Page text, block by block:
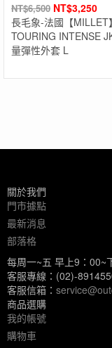
NT$6,500 NT$3,250
長毛象-法國【MILLET】
TOURING INTENSE
量彈性外套 L
關於我們
門市據點
最新消息
部落格
每周一~五 早上9：00~
客服專線：(02)-
客服信箱：
商品選購
我的帳號
購物車